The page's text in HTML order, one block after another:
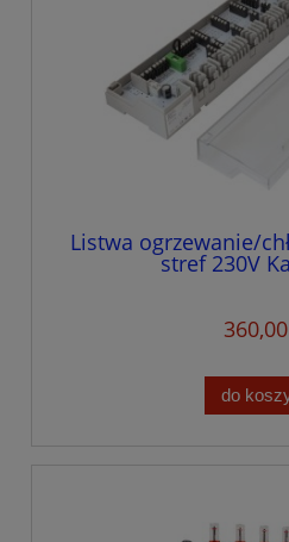
Listwa ogrzewanie/
stref 230V
360,00
do